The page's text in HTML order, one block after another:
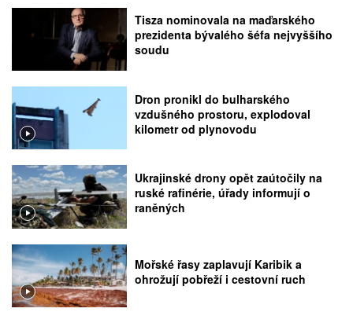
Tisza nominovala na maďarského
prezidenta bývalého šéfa nejvyššího
soudu
Dron pronikl do bulharského
vzdušného prostoru, explodoval
kilometr od plynovodu
Ukrajinské drony opět zaútočily na
ruské rafinérie, úřady informují o
raněných
Mořské řasy zaplavují Karibik a
ohrožují pobřeží i cestovní ruch